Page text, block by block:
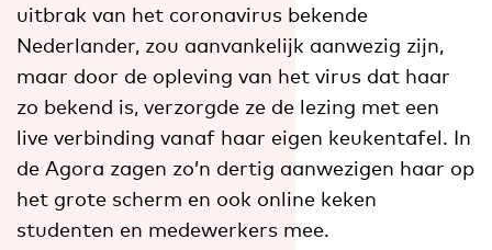
uitbrak van het coronavirus bekende
Nederlander, zou aanvankelijk aanwezig zijn,
maar door de opleving van het virus dat haar
zo bekend is, verzorgde ze de lezing met een
live verbinding vanaf haar eigen keukentafel. In
de Agora zagen zo’n dertig aanwezigen haar op
het grote scherm en ook online keken
studenten en medewerkers mee.